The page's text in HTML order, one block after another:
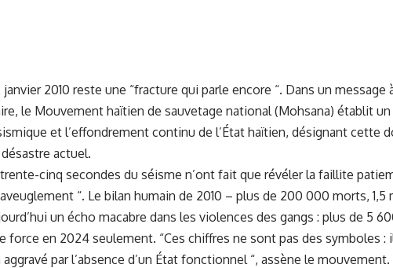
janvier 2010 reste une “fracture qui parle encore “. Dans un message
le Mouvement haïtien de sauvetage national (Mohsana) établit
et l’effondrement continu de l’État haïtien, désignant cette
actuel.
cinq secondes du séisme n’ont fait que révéler la faillite
“. Le bilan humain de 2010 – plus de 200 000 morts, 1,5
un écho macabre dans les violences des gangs : plus de 5
force en 2024 seulement. “Ces chiffres ne sont pas des symboles :
par l’absence d’un État fonctionnel “, assène le mouvement.